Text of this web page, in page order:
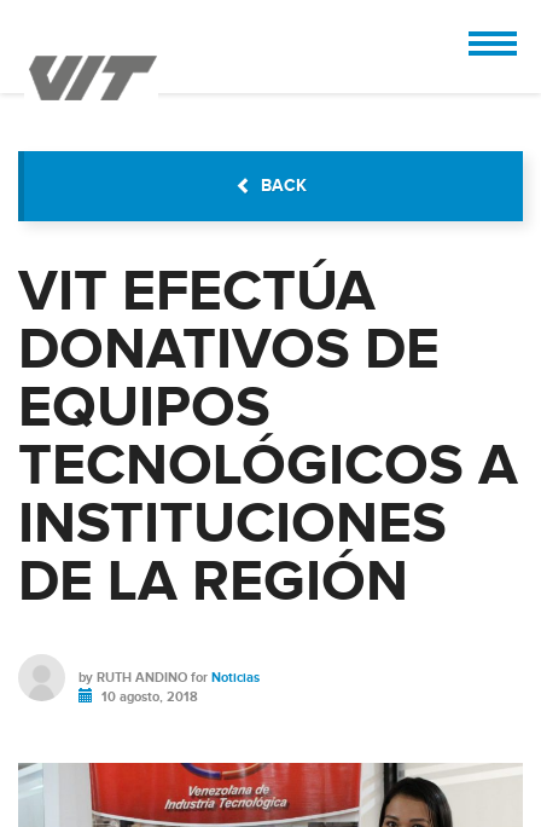
BACK
VIT EFECTÚA
DONATIVOS DE
EQUIPOS
TECNOLÓGICOS A
INSTITUCIONES
DE LA REGIÓN
by RUTH ANDINO for Noticias
10 agosto, 2018